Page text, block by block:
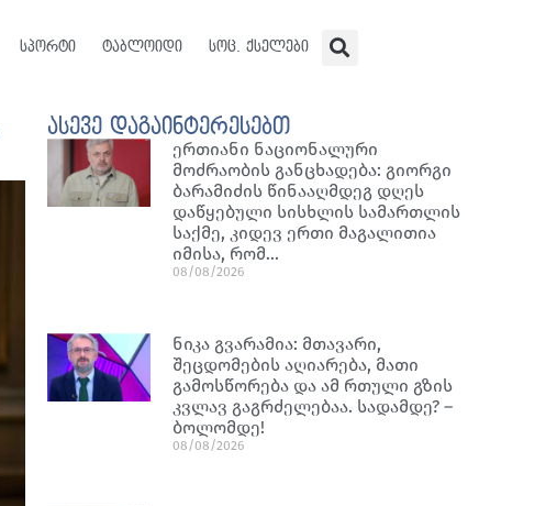
სპორტი ტაბლოიდი სოც. ქსელები
ასევე დაგაინტერესებთ
ერთიანი ნაციონალური
მოძრაობის განცხადება: გიორგი
ბარამიძის წინააღმდეგ დღეს
დაწყებული სისხლის სამართლის
საქმე, კიდევ ერთი მაგალითია
იმისა, რომ…
08/08/2026
ნიკა გვარამია: მთავარი,
შეცდომების აღიარება, მათი
გამოსწორება და ამ რთული გზის
კვლავ გაგრძელებაა. სადამდე? –
ბოლომდე!
08/08/2026